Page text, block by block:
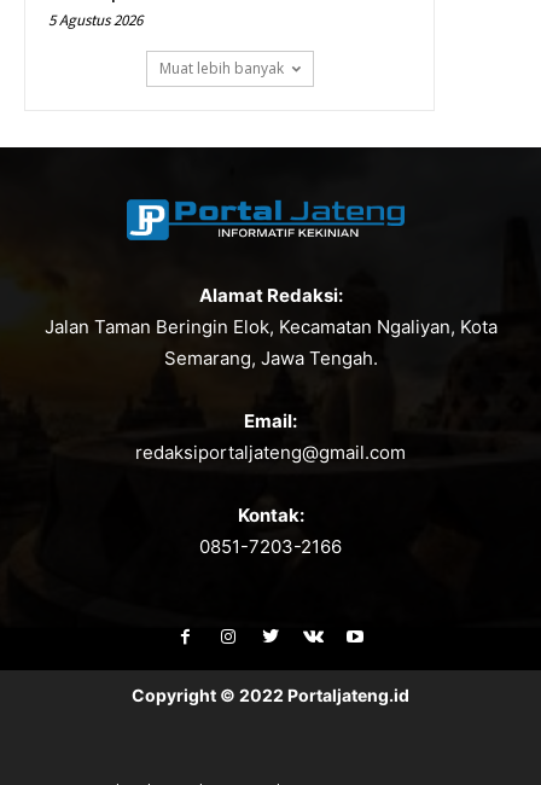
5 Agustus 2026
Muat lebih banyak
Alamat Redaksi:
Jalan Taman Beringin Elok, Kecamatan Ngaliyan, Kota
Semarang, Jawa Tengah.
Email:
redaksiportaljateng@gmail.com
Kontak:
0851-7203-2166
Copyright © 2022 Portaljateng.id